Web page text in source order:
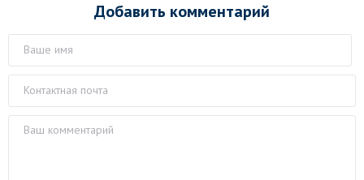
Добавить комментарий